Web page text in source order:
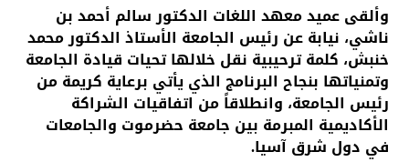
وألقى عميد معهد اللغات الدكتور سالم أحمد بن
ناشي، نيابة عن رئيس الجامعة الأستاذ الدكتور محمد
خنبش، كلمة ترحيبية نقل خلالها تحيات قيادة الجامعة
وتمنياتها بنجاح البرنامج الذي يأتي برعاية كريمة من
رئيس الجامعة، وانطلاقاً من اتفاقيات الشراكة
الأكاديمية المبرمة بين جامعة حضرموت والجامعات
في دول شرق آسيا.